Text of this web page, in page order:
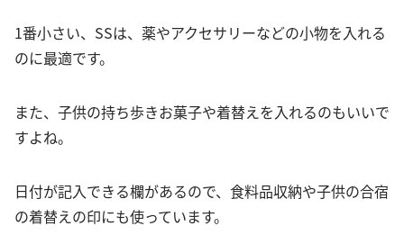
1番小さい、SSは、薬やアクセサリーなどの小物を入れる
のに最適です。
また、子供の持ち歩きお菓子や着替えを入れるのもいいで
すよね。
日付が記入できる欄があるので、食料品収納や子供の合宿
の着替えの印にも使っています。